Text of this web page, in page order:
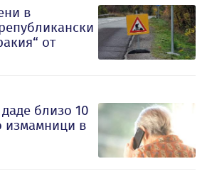
в
от
близо 10
измамници в